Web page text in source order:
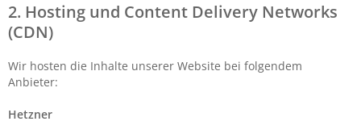
2. Hosting und Content Delivery Networks
(CDN)
Wir hosten die Inhalte unserer Website bei folgendem
Anbieter:
Hetzner